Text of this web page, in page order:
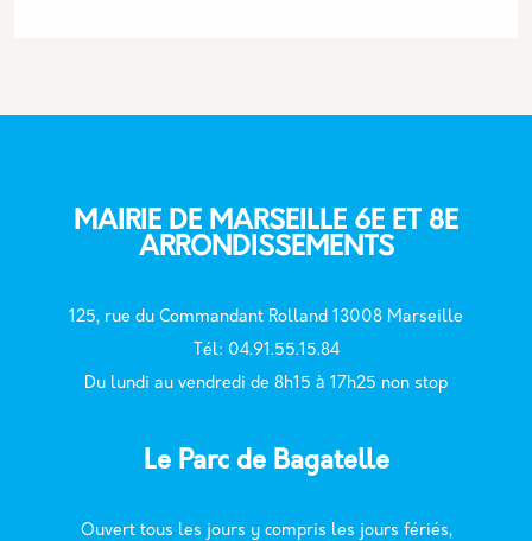
MAIRIE DE MARSEILLE 6E ET 8E
ARRONDISSEMENTS
125, rue du Commandant Rolland 13008 Marseille
él: 04.91.55.15.84
Du lundi au vendredi de 8h15 à 17h25 non stop
Le Parc de Bagatelle
Ouvert tous les jours y compris les jours fériés,